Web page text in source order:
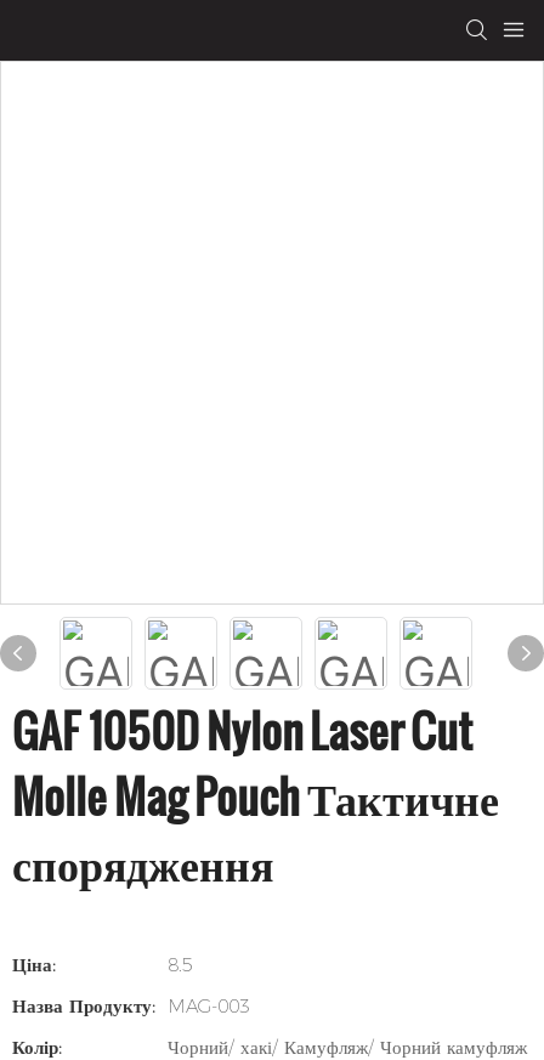
GAF 1050D Nylon Laser Cut
Molle Mag Pouch Тактичне
спорядження
Ціна:
8.5
Назва Продукту:
MAG-003
Колір:
Чорний/ хакі/ Камуфляж/ Чорний камуфляж